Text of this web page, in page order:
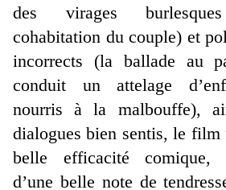
des virages burlesques
cohabitation du couple) et
incorrects (la ballade au
conduit un attelage
nourris à la malbouffe),
dialogues bien sentis, le film
belle efficacité comique,
d’une belle note de